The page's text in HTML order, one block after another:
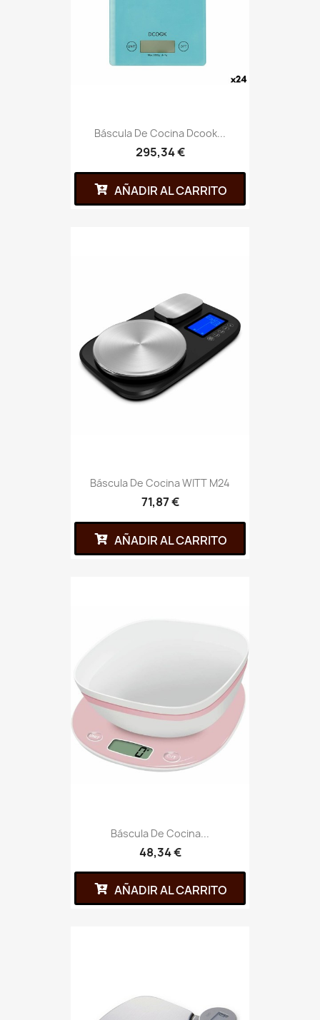
Báscula De Cocina Dcook...
295,34 €
AÑADIR AL CARRITO
Báscula De Cocina WITT M24
71,87 €
AÑADIR AL CARRITO
Báscula De Cocina...
48,34 €
AÑADIR AL CARRITO